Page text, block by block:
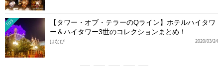
TDS
【タワー・オブ・テラーのQライン】ホテルハイタワ
ー＆ハイタワー3世のコレクションまとめ！
2020/03/24
はなび